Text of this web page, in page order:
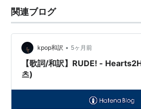
関連ブログ
kpop和訳 • 5ヶ月前
【歌詞/和訳】RUDE! -
츠)